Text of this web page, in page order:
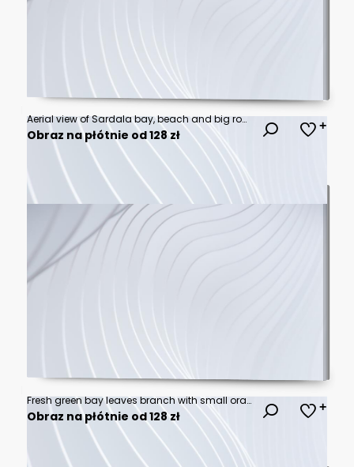
Aerial view of Sardala bay, beach and big rocks
Obraz na płótnie od 128 zł
Fresh green bay leaves branch with small orange berries isolated on a clean surface perfect for culinary herbs and spice design elements for cooking and organic food packaging projects
Obraz na płótnie od 128 zł